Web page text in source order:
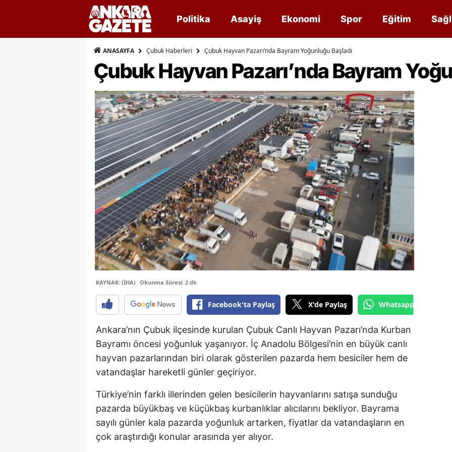
Politika Asayiş Ekonomi Spor Eğitim
ANASAYFA Çubuk Haberleri Çubuk Hayvan Pazarı’nda Bayram Yoğunluğu Başladı
Çubuk Hayvan Pazarı’nda Bayram
KAYNAK: (İHA) Okunma Süresi: 2 dk
Facebook'ta Paylaş X'de Paylaş Whatsapp'tan
Ankara’nın Çubuk ilçesinde kurulan Çubuk Canlı Hayvan Pazarı’nda Kurban
Bayramı öncesi yoğunluk yaşanıyor. İç Anadolu Bölgesi’nin en büyük canlı
hayvan pazarlarından biri olarak gösterilen pazarda hem besiciler hem de
vatandaşlar hareketli günler geçiriyor.
Türkiye’nin farklı illerinden gelen besicilerin hayvanlarını satışa sunduğu
pazarda büyükbaş ve küçükbaş kurbanlıklar alıcılarını bekliyor. Bayrama
sayılı günler kala pazarda yoğunluk artarken, fiyatlar da vatandaşların en
çok araştırdığı konular arasında yer alıyor.